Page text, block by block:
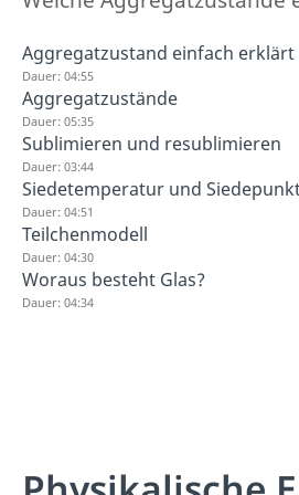
Aggregatzustand einfach erklärt
Dauer: 04:55
Aggregatzustände
Dauer: 05:35
Sublimieren und resublimieren
Dauer: 03:44
Siedetemperatur und
Dauer: 04:51
Teilchenmodell
Dauer: 04:30
Woraus besteht Glas?
Dauer: 04:34